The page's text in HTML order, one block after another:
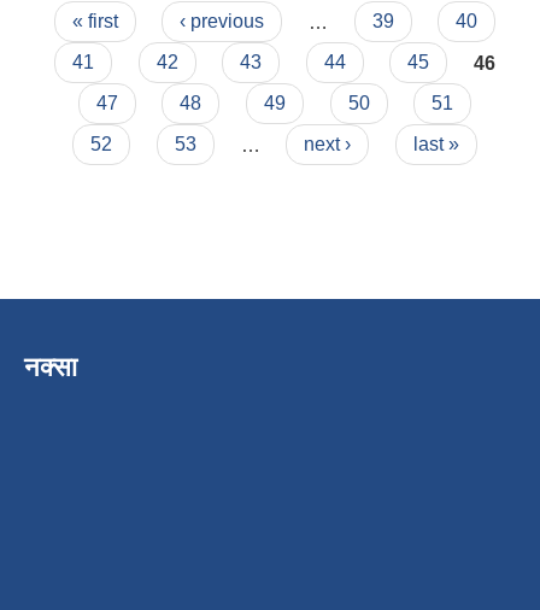
Pages
« first ‹ previous 39
40
41
42 43 44 45
46
47
48 49 50
51
52
53 next › last »
नक्सा